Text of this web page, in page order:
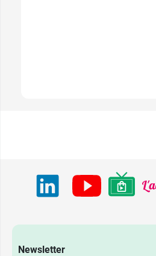
Newsletter